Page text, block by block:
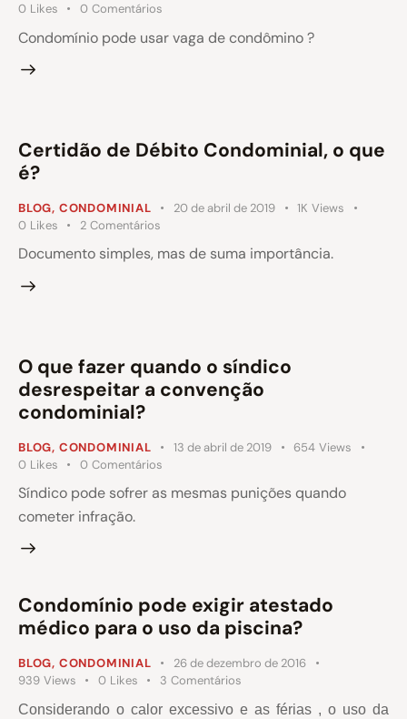
0 Likes 0 Comentários
Condomínio pode usar vaga de condômino ?
Certidão de Débito Condominial, o que
é?
BLOG, CONDOMINIAL 20 de abril de 2019 1K Views
0 Likes 2 Comentários
Documento simples, mas de suma importância.
O que fazer quando o síndico
desrespeitar a convenção
condominial?
BLOG, CONDOMINIAL 13 de abril de 2019 654 Views
0 Likes 0 Comentários
Síndico pode sofrer as mesmas punições quando
cometer infração.
Condomínio pode exigir atestado
médico para o uso da piscina?
BLOG, CONDOMINIAL
26 de dezembro de 2016
939 Views 0 Likes 3 Comentários
Considerando o calor excessivo e as férias , o uso da